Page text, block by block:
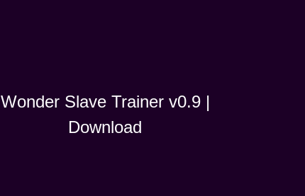
Wonder Slave Trainer v0.9 |
Download